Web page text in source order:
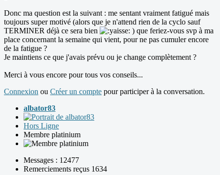
Donc ma question est la suivant : me sentant vraiment fatigué mais
toujours super motivé (alors que je n'attend rien de la cyclo sauf
TERMINER déjà ce sera bien
) que feriez-vous svp à ma
place concernant la semaine qui vient, pour ne pas cumuler encore
de la fatigue ?
Je maintiens ce que j'avais prévu ou je change complètement ?
Merci à vous encore pour tous vos conseils...
Connexion ou Créer un compte pour participer à la conversation.
albator83
Hors Ligne
Membre platinium
Messages : 12477
Remerciements reçus 1634